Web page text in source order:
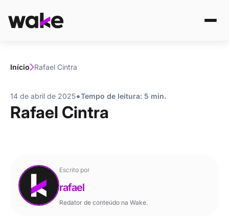
Início Rafael Cintra
14 de abril de 2025•Tempo de leitura: 5 min.
Rafael Cintra
Escrito por
rafael
Redator de conteúdo na Wake.